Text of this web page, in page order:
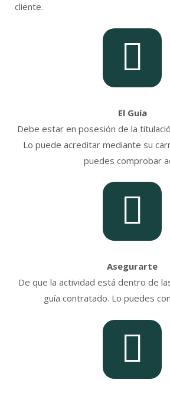
cliente.
El Guía
Debe estar en posesión de la
Lo puede acreditar mediante su
puedes comprobar
Asegurarte
De que la actividad está dentro de
guía contratado. Lo puedes